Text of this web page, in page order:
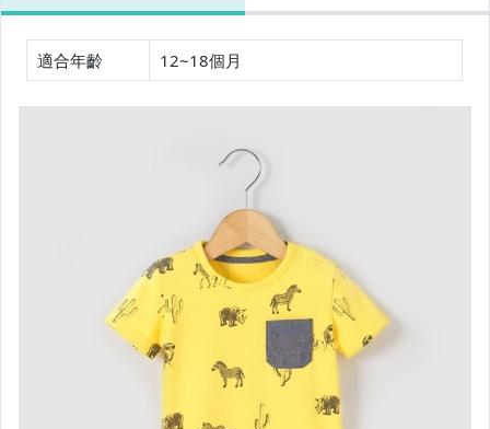
適合年齡 12~18個月